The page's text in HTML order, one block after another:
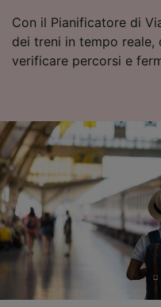
Con il Pianificatore di
dei treni in tempo
verificare percorsi e